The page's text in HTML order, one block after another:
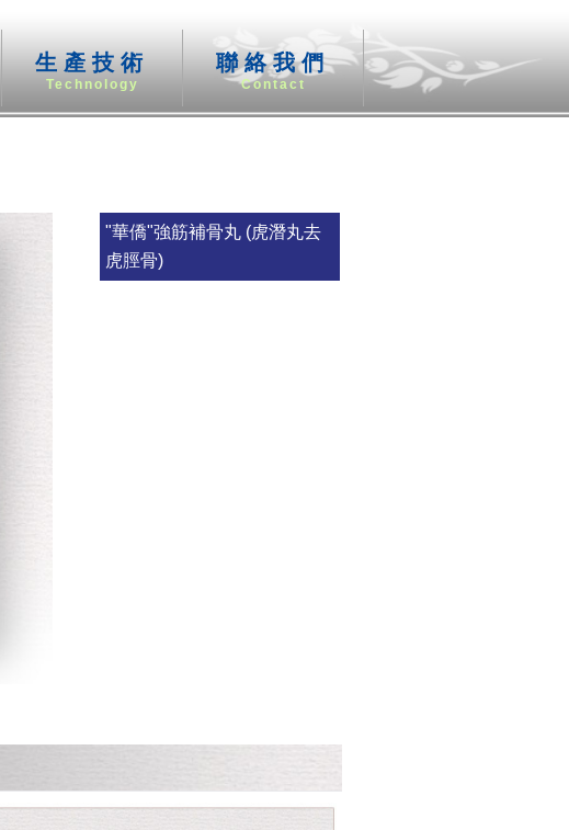
生產技術
Technology
聯絡我們
Contact
"華僑"強筋補骨丸 (虎潛丸去
虎脛骨)